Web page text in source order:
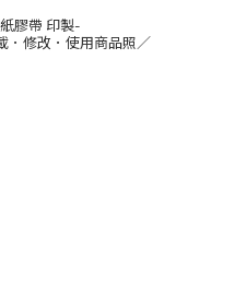
膠帶 印製-
．修改．使用商品照／